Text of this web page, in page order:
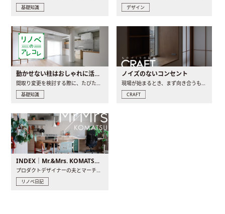
基礎知識 デザイン
動かせない柱はおしゃれに活用！柱を魅せるリノベーション(リノベ)4選
間取り変更を検討する際に、たびたび皆さんの頭を悩ませる動か..
基礎知識
ノイズのないコンセント
現場が始まるとき、まず向き合うものの一つがコンセントです..
CRAFT
INDEX｜Mr.&Mrs. KOMATSU renovation diary
プロダクトデザイナーの夫とマーチャンダイザーの妻が、夫婦で..
リノベ日記